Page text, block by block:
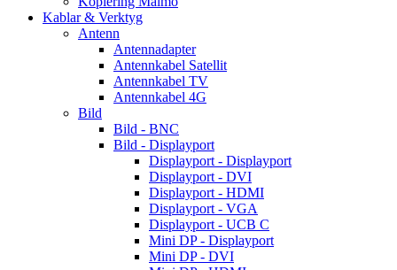
Kablar & Verktyg
Antenn
Antennadapter
Antennkabel Satellit
Antennkabel TV
Antennkabel 4G
Bild
Bild - BNC
Bild - Displayport
Displayport - Displayport
Displayport - DVI
Displayport - HDMI
Displayport - VGA
Displayport - UCB C
Mini DP - Displayport
Mini DP - DVI